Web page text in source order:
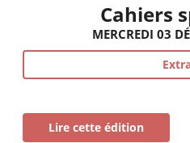
Cahiers
MERCREDI 03
Lire cette édition